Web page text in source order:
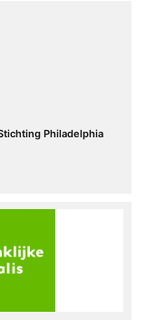
Philadelphia